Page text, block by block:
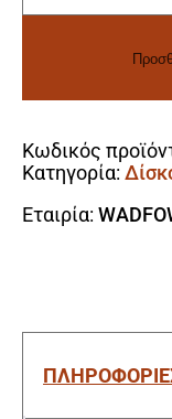
ποσότητα
Κωδικός
Κατηγορία:
Εταιρία: